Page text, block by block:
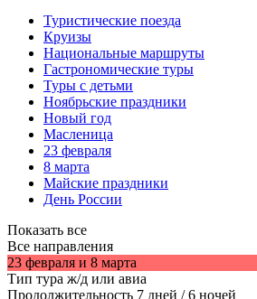
Туристические поезда
Круизы
Национальные маршруты
Гастрономические туры
Туры с детьми
Ноябрьские праздники
Новый год
Масленица
23 февраля
8 марта
Майские праздники
День России
Показать все
Все направления
23 февраля и 8 марта
Тип тура ж/д или авиа
Продолжительность 7 дней / 6 ночей